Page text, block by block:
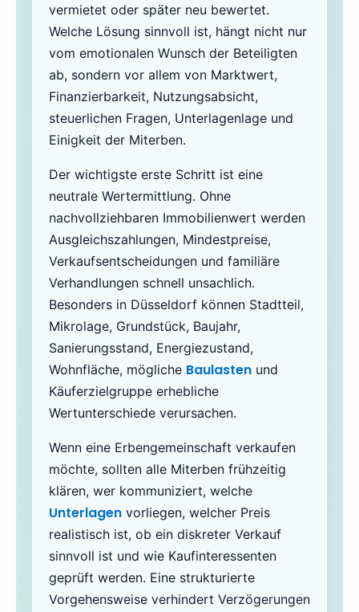
vermietet oder später neu bewertet.
Welche Lösung sinnvoll ist, hängt nicht nur
vom emotionalen Wunsch der Beteiligten
ab, sondern vor allem von Marktwert,
Finanzierbarkeit, Nutzungsabsicht,
steuerlichen Fragen, Unterlagenlage und
Einigkeit der Miterben.
Der wichtigste erste Schritt ist eine
neutrale Wertermittlung. Ohne
nachvollziehbaren Immobilienwert werden
Ausgleichszahlungen, Mindestpreise,
Verkaufsentscheidungen und familiäre
Verhandlungen schnell unsachlich.
Besonders in Düsseldorf können Stadtteil,
Mikrolage, Grundstück, Baujahr,
Sanierungsstand, Energiezustand,
Wohnfläche, mögliche Baulasten und
Käuferzielgruppe erhebliche
Wertunterschiede verursachen.
Wenn eine Erbengemeinschaft verkaufen
möchte, sollten alle Miterben frühzeitig
klären, wer kommuniziert, welche
Unterlagen vorliegen, welcher Preis
realistisch ist, ob ein diskreter Verkauf
sinnvoll ist und wie Kaufinteressenten
geprüft werden. Eine strukturierte
Vorgehensweise verhindert Verzögerungen